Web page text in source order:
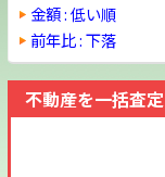
金額 : 低い順
前年比 : 下落
不動産を一括査定